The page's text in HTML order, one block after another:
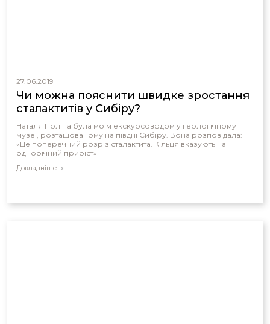
27.06.2019
Чи можна пояснити швидке зростання
сталактитів у Сибіру?
Наталя Поліна була моїм екскурсоводом у геологічному
музеї, розташованому на півдні Сибіру. Вона розповідала:
«Це поперечний розріз сталактита. Кільця вказують на
однорічний приріст»
Докладніше